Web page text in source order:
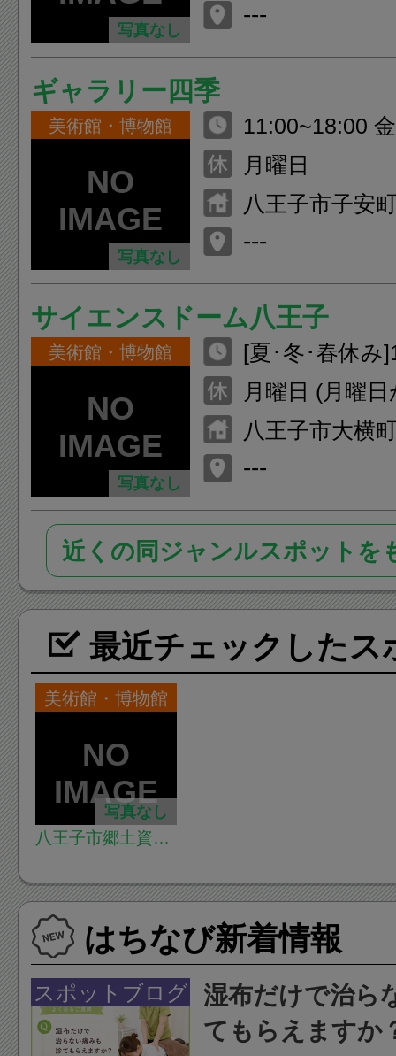
写真なし
---
ギャラリー四季
美術館・博物館
写真なし
11:00~18:00
9:00
月曜日
八王子市子安
---
サイエンスドーム八王子
美術館・博物館
写真なし
[夏･冬･春休み
[土･日･祝･休
一般
00は団体専用
月曜日 (月曜
は翌日・翌々
八王子市大横
---
近くの同ジャンルスポットを
最近チェックしたス
美術館・博物館
写真なし
八王子市郷土資料
はちなび新着情報
スポットブログ
湿布だけで治ら
てもらえますか